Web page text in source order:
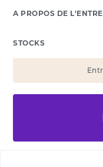
A PROPOS DE
STOCKS